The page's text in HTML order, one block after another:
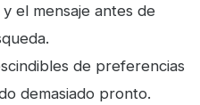
el mensaje antes de
de preferencias
demasiado pronto.